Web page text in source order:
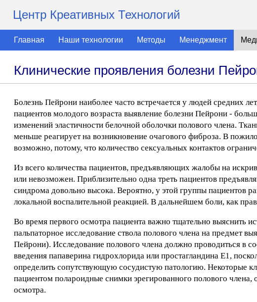
Центр Креативных Технологий
Главная Наши технологии Методы Менеджмент
Клинические проявления болезни
Болезнь Пейрони наиболее часто встречается у людей средних
пациентов молодого возраста выявление болезни Пейрони -
изменений эластичности белочной оболочки полового члена.
меньше реагирует на возникновение очагового фиброза. В
возможно, потому, что количество сексуальных контактов
Из всего количества пациентов, предъявляющих жалобы на
или невозможен. Приблизительно одна треть пациентов
синдрома довольно высока. Вероятно, у этой группы пациентов
локальной воспалительной реакцией. В дальнейшем боли, как
Во время первого осмотра пациента важно тщательно выяснить
пальпаторное исследование ствола полового члена на предмет
Пейрони). Исследование полового члена должно проводиться в
введения папаверина гидрохлорида или простагландина Е1,
определить сопутствующую сосудистую патологию. Некоторые
пациентом полароидные снимки эрегированного полового
осмотра.